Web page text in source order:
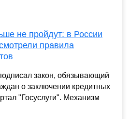
не пройдут: в России
правила
закон, обязывающий
о заключении кредитных
"Госуслуги". Механизм